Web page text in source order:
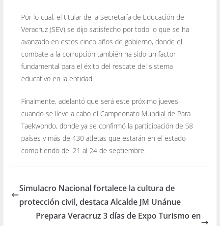
Por lo cual, el titular de la Secretaría de Educación de
Veracruz (SEV) se dijo satisfecho por todo lo que se ha
avanzado en estos cinco años de gobierno, donde el
combate a la corrupción también ha sido un factor
fundamental para el éxito del rescate del sistema
educativo en la entidad.
Finalmente, adelantó que será este próximo jueves
cuando se lleve a cabo el Campeonato Mundial de Para
Taekwondo, donde ya se confirmó la participación de 58
países y más de 430 atletas que estarán en el estado
compitiendo del 21 al 24 de septiembre.
Simulacro Nacional fortalece la cultura de
protección civil, destaca Alcalde JM Unánue
Prepara Veracruz 3 días de Expo Turismo en